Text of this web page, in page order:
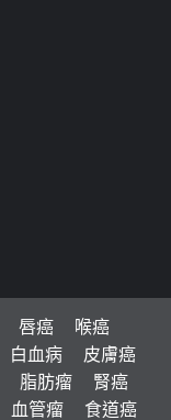
唇癌
喉癌
白血病
皮膚癌
脂肪瘤
腎癌
血管瘤
食道癌